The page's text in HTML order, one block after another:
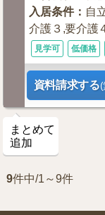
入居条件： 自
介護３,要介護
見学可 低価格
資料請求する(
まとめて
追加
9件中/1～9件